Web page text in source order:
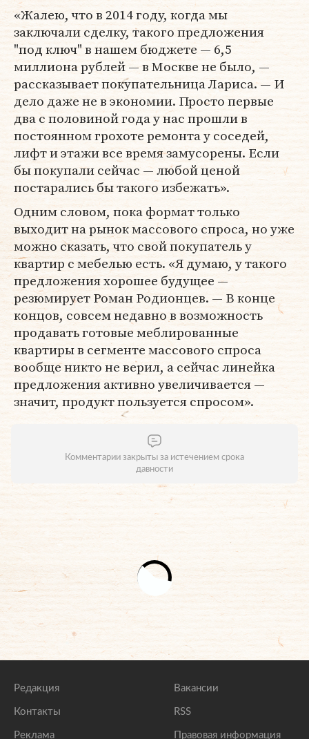
«Жалею, что в 2014 году, когда мы
заключали сделку, такого предложения
"под ключ" в нашем бюджете — 6,5
миллиона рублей — в Москве не было, —
рассказывает покупательница Лариса. — И
дело даже не в экономии. Просто первые
два с половиной года у нас прошли в
постоянном грохоте ремонта у соседей,
лифт и этажи все время замусорены. Если
бы покупали сейчас — любой ценой
постарались бы такого избежать».
Одним словом, пока формат только
выходит на рынок массового спроса, но уже
можно сказать, что свой покупатель у
квартир с мебелью есть. «Я думаю, у такого
предложения хорошее будущее —
резюмирует Роман Родионцев. — В конце
концов, совсем недавно в возможность
продавать готовые меблированные
квартиры в сегменте массового спроса
вообще никто не верил, а сейчас линейка
предложения активно увеличивается —
значит, продукт пользуется спросом».
Комментарии закрыты за истечением срока
давности
Редакция
Контакты
Реклама
Вакансии
RSS
Правовая информация